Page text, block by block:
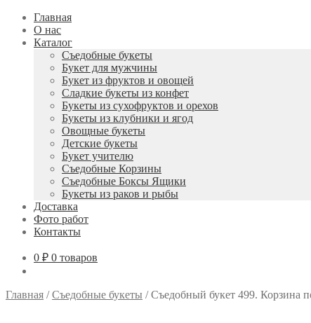
Главная
О нас
Каталог
Съедобные букеты
Букет для мужчины
Букет из фруктов и овощей
Сладкие букеты из конфет
Букеты из сухофруктов и орехов
Букеты из клубники и ягод
Овощные букеты
Детские букеты
Букет учителю
Съедобные Корзины
Съедобные Боксы Ящики
Букеты из раков и рыбы
Доставка
Фото работ
Контакты
0 ₽ 0 товаров
Главная /Съедобные букеты /Съедобный букет 499. Корзина